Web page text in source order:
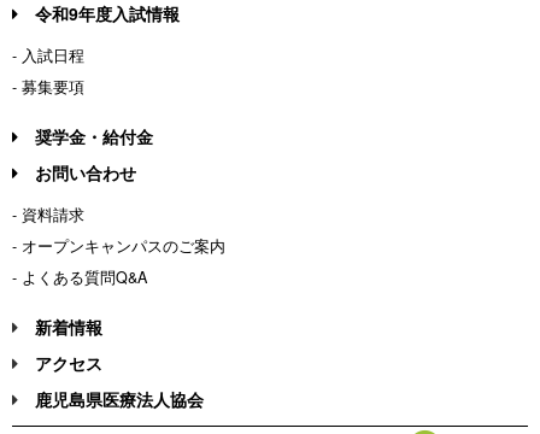
令和9年度入試情報
- 入試日程
- 募集要項
奨学金・給付金
お問い合わせ
- 資料請求
- オープンキャンパスのご案内
- よくある質問Q&A
新着情報
アクセス
鹿児島県医療法人協会